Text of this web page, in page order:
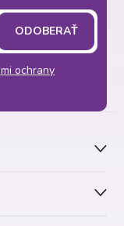
ochrany
ODOBERAŤ